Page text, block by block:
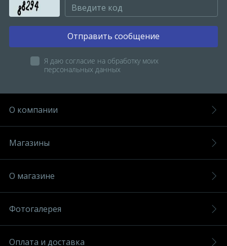
Отправить сообщение
Я даю согласие на обработку моих
персональных данных
О компании
Магазины
О магазине
Фотогалерея
Оплата и доставка